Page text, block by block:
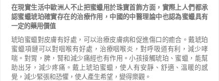
在現實生活中歐洲人不止把蜜蠟用於珠寶首飾方面，實際上人們都承
認蜜蠟琥珀確實存在的治療作用，中國的中醫理論中也認為蜜蠟具有
一定的藥用價值
琥珀蜜蠟對皮膚有好處，可以治療皮膚病和促進傷口的癒合。戴琥珀
蜜蠟項鏈可以對咽喉有好處，治療咽喉炎，對呼吸道有利，減少哮
喘。對胃，脾，腎和減少痛經也有作用。小孩接觸琥珀、蜜蠟，能幫
助出牙，減少疼痛。戴上琥珀蜜蠟，使人有安靜、舒適、溫暖的感
覺，減少緊張和恐懼，使人產生希望，變得樂觀。